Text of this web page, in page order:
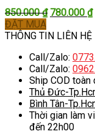
850.000₫ Giá
là:
780.000 ₫
ĐẶT MUA
THÔNG TIN LIÊN HỆ
Call/Zalo:
Call/Zalo:
Ship COD toàn
Thủ Đức-
Bình Tân-
Thời gian làm
đến 22h00